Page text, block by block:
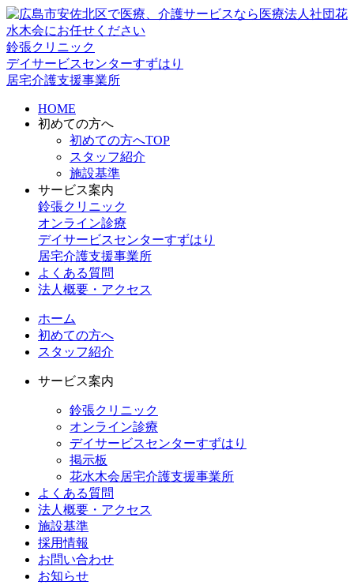
鈴張クリニック
デイサービスセンターすずはり
居宅介護支援事業所
HOME
初めての方へ
初めての方へTOP
スタッフ紹介
施設基準
サービス案内
鈴張クリニック
オンライン診療
デイサービスセンターすずはり
居宅介護支援事業所
よくある質問
法人概要・アクセス
ホーム
初めての方へ
スタッフ紹介
サービス案内
鈴張クリニック
オンライン診療
デイサービスセンターすずはり
掲示板
花水木会居宅介護支援事業所
よくある質問
法人概要・アクセス
施設基準
採用情報
お問い合わせ
お知らせ